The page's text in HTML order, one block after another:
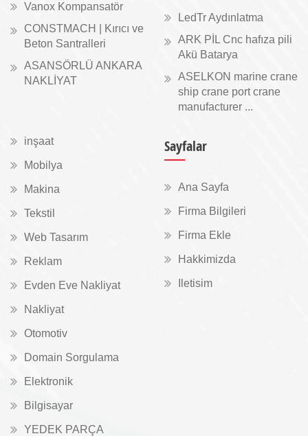
Vanox Kompansatör
CONSTMACH | Kırıcı ve
Beton Santralleri
ASANSÖRLÜ ANKARA
NAKLİYAT
LedTr Aydınlatma
ARK PİL Cnc hafıza pili
Akü Batarya
ASELKON marine crane
ship crane port crane
manufacturer ...
inşaat
Mobilya
Makina
Tekstil
Web Tasarım
Reklam
Evden Eve Nakliyat
Nakliyat
Otomotiv
Domain Sorgulama
Elektronik
Bilgisayar
YEDEK PARÇA
Sayfalar
Ana Sayfa
Firma Bilgileri
Firma Ekle
Hakkimizda
Iletisim